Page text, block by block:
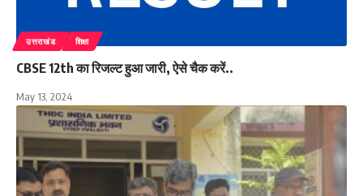
उत्तराखंड शिक्षा
CBSE 12th का रिजल्ट हुआ जारी, ऐसे चैक करें..
May 13, 2024